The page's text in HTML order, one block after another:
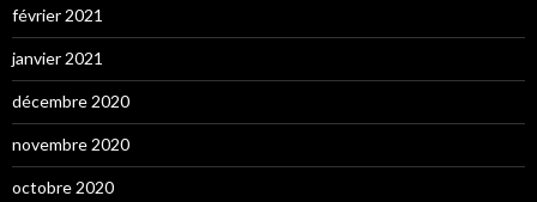
février 2021
janvier 2021
décembre 2020
novembre 2020
octobre 2020